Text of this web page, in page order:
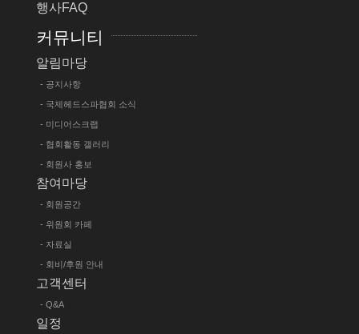
행사FAQ
커뮤니티
알림마당
- 공지사항
- 국제헤드스파협회 소식
- 미디어스크랩
- 협회활동 갤러리
- 회원사 홍보
참여마당
- 회원공간
- 위원회 카페
- 자료실
- 회비/후원 안내
고객센터
- Q&A
일정